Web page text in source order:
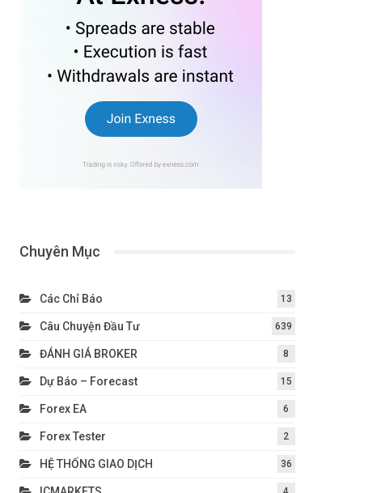
Chuyên Mục
Các Chỉ Báo 13
Câu Chuyện Đầu Tư 639
ĐÁNH GIÁ BROKER 8
Dự Báo – Forecast 15
Forex EA 6
Forex Tester 2
HỆ THỐNG GIAO DỊCH 36